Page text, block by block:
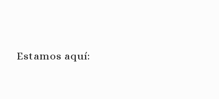
Estamos aquí: